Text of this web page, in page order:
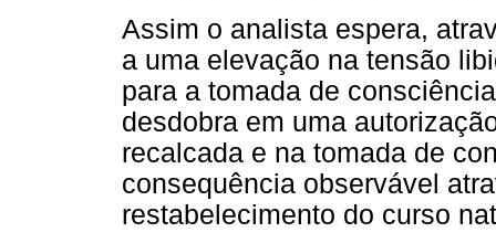
Assim o analista espera,
a uma elevação na tensão
para a tomada de
desdobra em uma
recalcada e na tomada de
consequência observável
restabelecimento do curso